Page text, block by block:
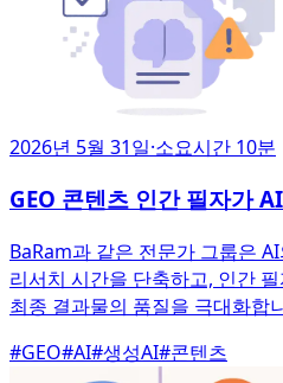
2026년 5월 31일·소요시간 10분
GEO 콘텐츠 인간 필자가
BaRam과 같은 전문가 그룹은
리서치 시간을 단축하고, 인간
최종 결과물의 품질을 극대화합
#GEO#AI#생성AI#콘텐츠